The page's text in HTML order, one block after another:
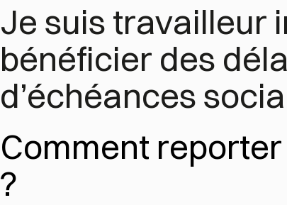
Je suis travailleur
bénéficier des
d’échéances
Comment
?